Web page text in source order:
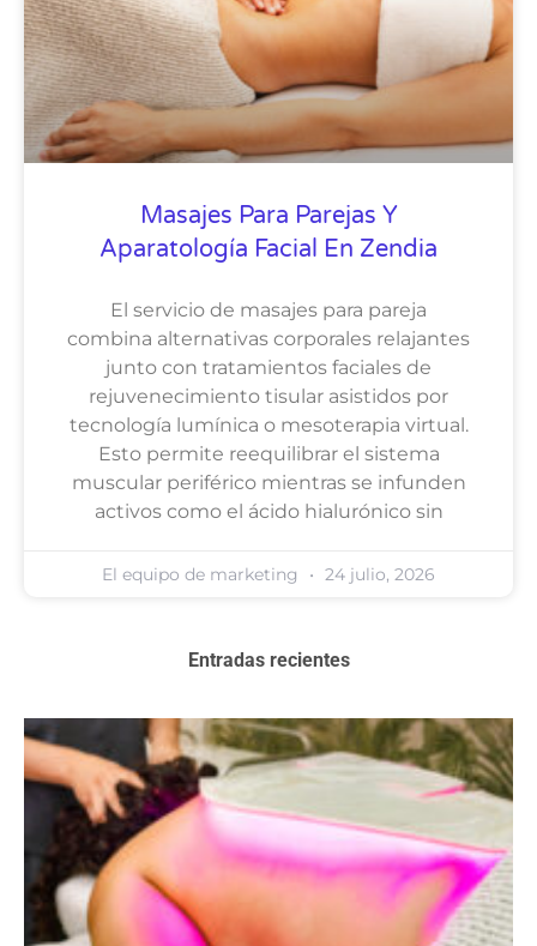
Masajes Para Parejas Y
Aparatología Facial En Zendia
El servicio de masajes para pareja
combina alternativas corporales relajantes
junto con tratamientos faciales de
rejuvenecimiento tisular asistidos por
tecnología lumínica o mesoterapia virtual.
Esto permite reequilibrar el sistema
muscular periférico mientras se infunden
activos como el ácido hialurónico sin
El equipo de marketing 24 julio, 2026
Entradas recientes